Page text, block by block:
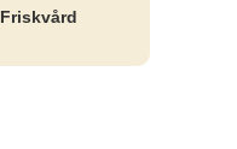
Friskvård